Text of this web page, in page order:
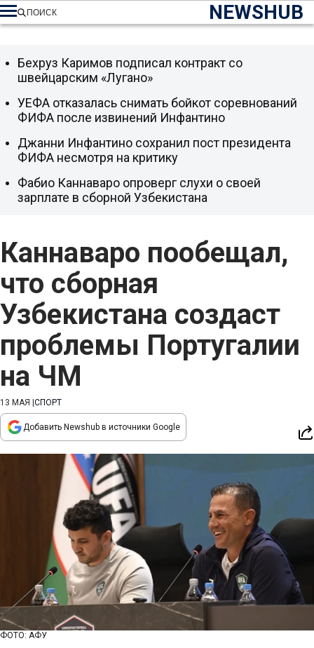
NEWSHUB
ПОИСК
Каннаваро пообещал,
что сборная
Узбекистана создаст
проблемы Португалии
на ЧМ
13 МАЯ СПОРТ
Добавить Newshub в источники Google
ФОТО: АФУ
Бехруз Каримов подписал контракт со
швейцарским «Лугано»
УЕФА отказалась снимать бойкот соревнований
ФИФА после извинений Инфантино
Джанни Инфантино сохранил пост президента
ФИФА несмотря на критику
Фабио Каннаваро опроверг слухи о своей
зарплате в сборной Узбекистана